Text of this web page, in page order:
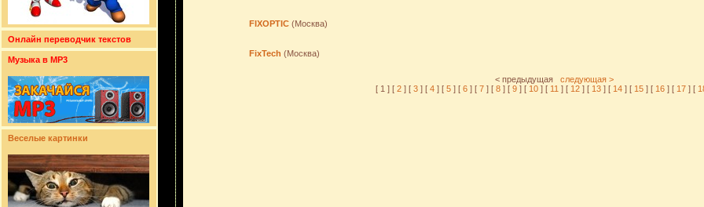
Онлайн переводчик текстов
Музыка в MP3
Веселые картинки
FIXOPTIC (Москва)
FixTech (Москва)
< предыдущая следующая >
[ 1 ] [2 ] [3 ] [4 ] [5 ] [6 ] [7 ] [8 ] [9 ] [10 ] [11 ] [12 ] [13 ] [14 ] [15 ] [16 ] [17 ] [